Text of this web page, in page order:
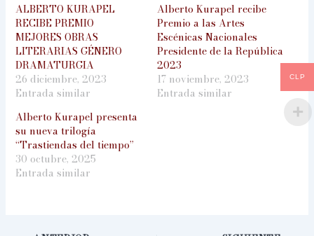
ALBERTO KURAPEL
RECIBE PREMIO
MEJORES OBRAS
LITERARIAS GÉNERO
DRAMATURGIA
26 diciembre, 2023
Entrada similar
Alberto Kurapel recibe
Premio a las Artes
Escénicas Nacionales
Presidente de la República
2023
17 noviembre, 2023
Entrada similar
Alberto Kurapel presenta
su nueva trilogía
“Trastiendas del tiempo”
30 octubre, 2025
Entrada similar
CLP